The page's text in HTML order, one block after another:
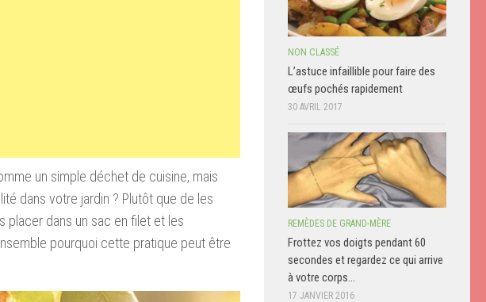
un simple déchet de cuisine, mais
dans votre jardin ? Plutôt que de les
placer dans un sac en filet et les
pourquoi cette pratique peut être
NON CLASSÉ
L’astuce infaillible pour faire des
œufs pochés rapidement
30 AVRIL 2017
REMÈDES DE GRAND-MÈRE
Frottez vos doigts pendant 60
secondes et regardez ce qui arrive
à votre corps…
17 JANVIER 2016